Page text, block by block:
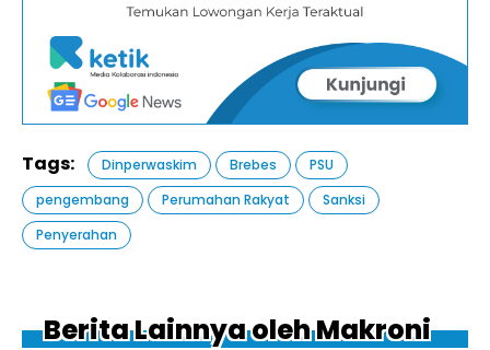
Tags: Dinperwaskim Brebes
PSU
pengembang
Perumahan Rakyat
Sanksi
Penyerahan
Berita Lainnya oleh Makroni